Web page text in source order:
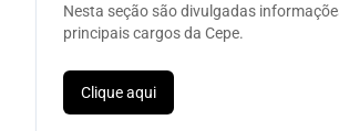
Nesta seção são divulgadas
principais cargos da Cepe.
Clique aqui